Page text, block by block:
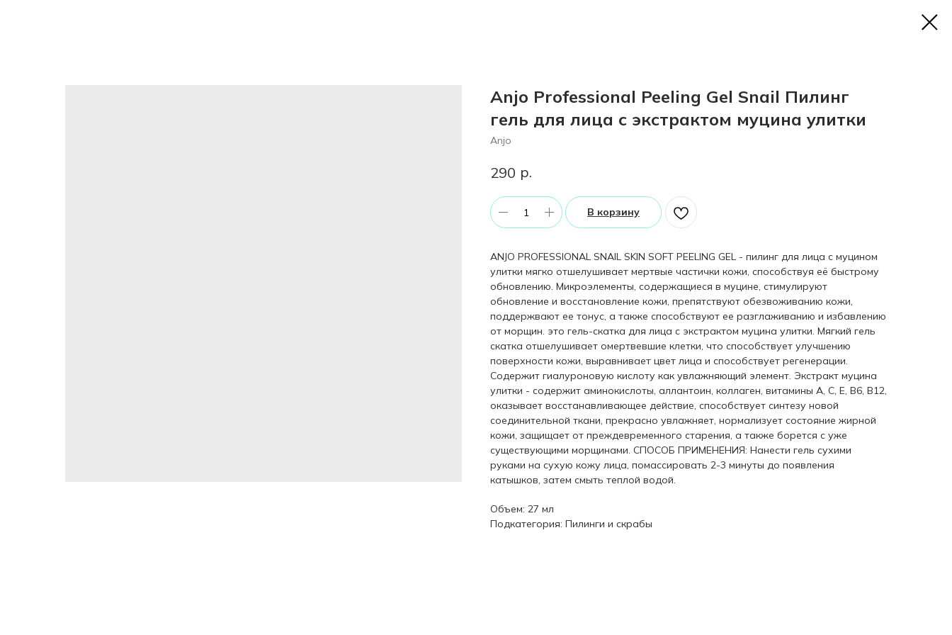
Anjo Professional Peeling Gel Snail Пилинг
гель для лица с экстрактом муцина улитки
Anjo
290 р.
В корзину
ANJO PROFESSIONAL SNAIL SKIN SOFT PEELING GEL - пилинг для лица с муцином
улитки мягко отшелушивает мертвые частички кожи, способствуя её быстрому
обновлению. Микроэлементы, содержащиеся в муцине, стимулируют
обновление и восстановление кожи, препятствуют обезвоживанию кожи,
поддержвают ее тонус, а также способствуют ее разглаживанию и избавлению
от морщин. это гель-скатка для лица с экстрактом муцина улитки. Мягкий гель
скатка отшелушивает омертвевшие клетки, что способствует улучшению
поверхности кожи, выравнивает цвет лица и способствует регенерации.
Содержит гиалуроновую кислоту как увлажняющий элемент. Экстракт муцина
улитки - содержит аминокислоты, аллантоин, коллаген, витамины А, С, Е, В6, В12,
оказывает восстанавливающее действие, способствует синтезу новой
соединительной ткани, прекрасно увлажняет, нормализует состояние жирной
кожи, защищает от преждевременного старения, а также борется с уже
существующими морщинами. СПОСОБ ПРИМЕНЕНИЯ: Нанести гель сухими
руками на сухую кожу лица, помассировать 2-3 минуты до появления
катышков, затем смыть теплой водой.
Объем: 27 мл
Подкатегория: Пилинги и скрабы